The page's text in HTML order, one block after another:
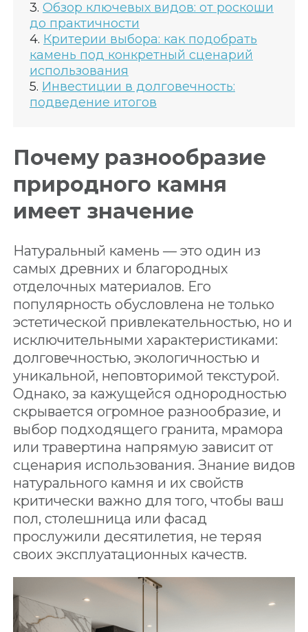
Обзор ключевых видов: от роскоши
до практичности
Критерии выбора: как подобрать
камень под конкретный сценарий
использования
Инвестиции в долговечность:
подведение итогов
Почему разнообразие
природного камня
имеет значение
Натуральный камень — это один из
самых древних и благородных
отделочных материалов. Его
популярность обусловлена не только
эстетической привлекательностью, но и
исключительными характеристиками:
долговечностью, экологичностью и
уникальной, неповторимой текстурой.
Однако, за кажущейся однородностью
скрывается огромное разнообразие, и
выбор подходящего гранита, мрамора
или травертина напрямую зависит от
сценария использования. Знание видов
натурального камня и их свойств
критически важно для того, чтобы ваш
пол, столешница или фасад
прослужили десятилетия, не теряя
своих эксплуатационных качеств.